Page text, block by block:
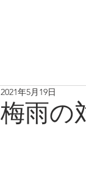
梅雨の
2021年5月19日